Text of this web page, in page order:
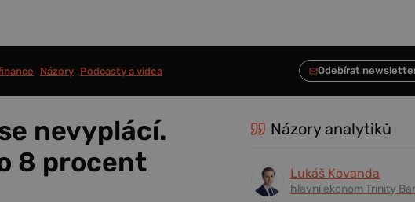
Názory Podcasty a videa
nevyplácí.
8 procent
Názory analytiků
Lukáš Kovanda
hlavní ekonom Trinity